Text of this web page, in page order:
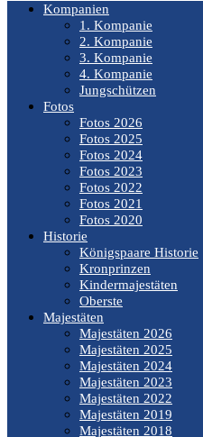
Kompanien
1. Kompanie
2. Kompanie
3. Kompanie
4. Kompanie
Jungschützen
Fotos
Fotos 2026
Fotos 2025
Fotos 2024
Fotos 2023
Fotos 2022
Fotos 2021
Fotos 2020
Historie
Königspaare Historie
Kronprinzen
Kindermajestäten
Oberste
Majestäten
Majestäten 2026
Majestäten 2025
Majestäten 2024
Majestäten 2023
Majestäten 2022
Majestäten 2019
Majestäten 2018